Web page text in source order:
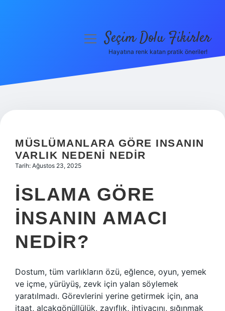
Hakkımızda
menüyüSeçim Dolu Fikirler
Hayatına renk katan pratik öneriler!
MÜSLÜMANLARA GÖRE INSANIN
VARLIK NEDENI NEDIR
Tarih: Ağustos 23, 2025
İSLAMA GÖRE
INSANIN AMACI
NEDIR?
Dostum, tüm varlıkların özü, eğlence, oyun, yemek
ve içme, yürüyüş, zevk için yalan söylemek
yaratılmadı. Görevlerini yerine getirmek için, ana
itaat, alçakgönüllülük, zayıflık, ihtiyacını, sığınmak